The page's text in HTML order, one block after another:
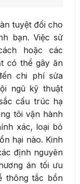
tuyệt đối cho
bạn. Việc sử
hoặc các
có thể gây ăn
chi phí sửa
ngũ kỹ thuật
cấu trúc hạ
tôi vận hành
xác, loại bỏ
hại nào. Kinh
định nguyên
án tối ưu
thông tắc bồn